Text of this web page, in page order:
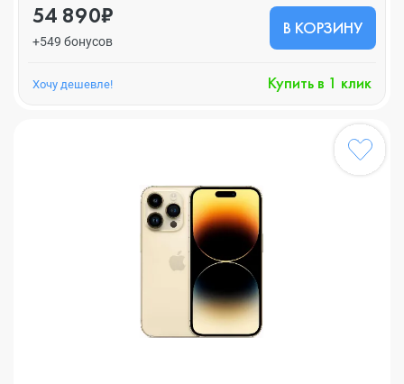
54 890₽
+549 бонусов
В КОРЗИНУ
Хочу дешевле! Купить в 1 клик